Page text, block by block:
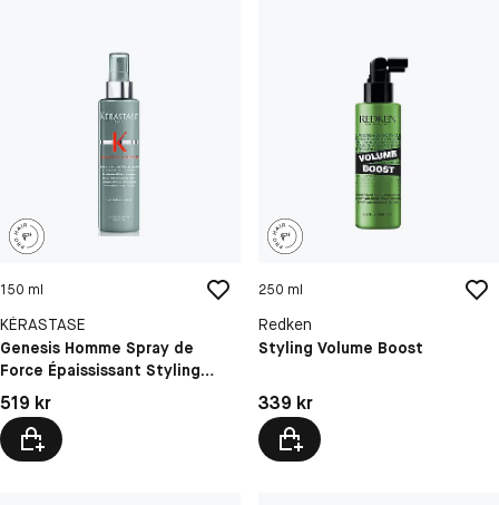
150 ml
KÉRASTASE
Genesis Homme Spray de
Force Épaississant Styling
Spray
Pris: 519 kr
519 kr
250 ml
Redken
Styling Volume Boost
Pris: 339 kr
339 kr